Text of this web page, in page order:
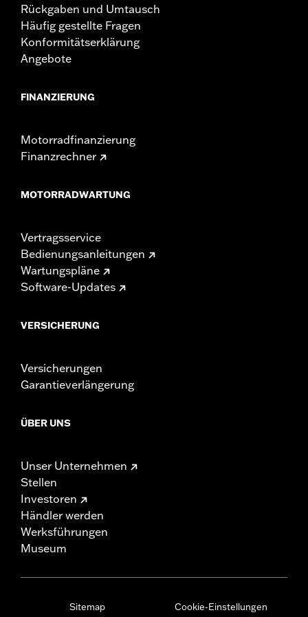
Rückgaben und Umtausch
Häufig gestellte Fragen
Konformitätserklärung
Angebote
FINANZIERUNG
Motorradfinanzierung
Finanzrechner
MOTORRADWARTUNG
Vertragsservice
Bedienungsanleitungen
Wartungspläne
Software-Updates
VERSICHERUNG
Versicherungen
Garantieverlängerung
ÜBER UNS
Unser Unternehmen
Stellen
Investoren
Händler werden
Werksführungen
Museum
Sitemap Cookie-Einstellungen